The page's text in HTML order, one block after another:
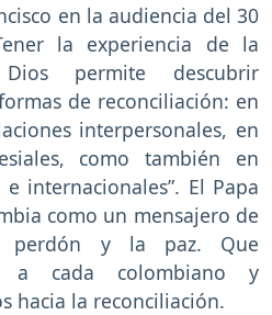
en la audiencia del 30
la experiencia de la
permite descubrir
de reconciliación: en
interpersonales, en
como también en
internacionales”. El Papa
como un mensajero de
perdón y la paz. Que
a cada colombiano y
hacia la reconciliación.